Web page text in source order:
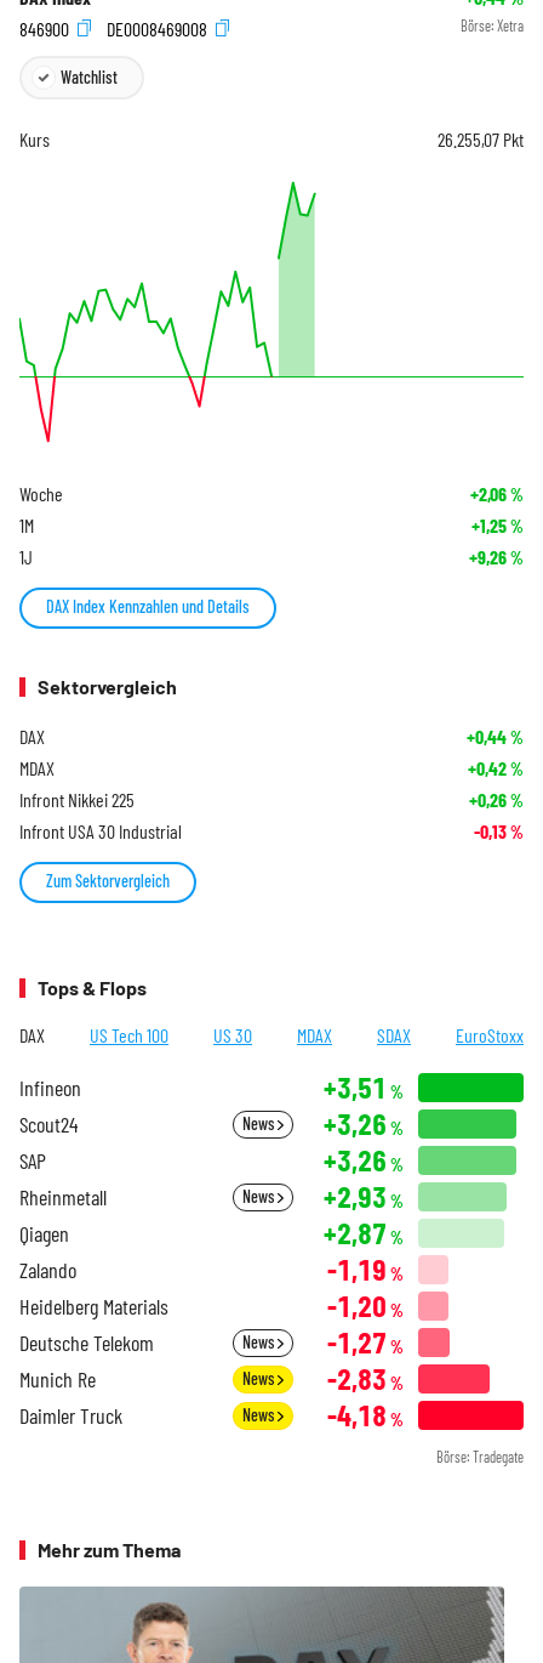
846900
DE0008469008 Börse: Xetra
Watchlist
Kurs 26.255,07 Pkt
Woche +2,06%
1M +1,25%
1J +9,26%
DAX Index Kennzahlen und Details
Sektorvergleich
DAX +0,44%
MDAX +0,42%
Infront Nikkei 225 +0,26%
Infront USA 30 Industrial -0,13%
Zum Sektorvergleich
Tops & Flops
DAX US Tech 100 US 30 MDAX SDAX EuroStoxx
Infineon +3,51 %
Scout24 News +3,26 %
SAP +3,26 %
Rheinmetall News +2,93 %
Qiagen +2,87 %
Zalando -1,19 %
Heidelberg Materials -1,20 %
Deutsche Telekom News -1,27 %
Munich Re News -2,83 %
Daimler Truck News -4,18 %
Börse: Tradegate
Mehr zum Thema